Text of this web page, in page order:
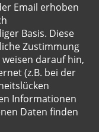
Email erhoben
Basis. Diese
Zustimmung
darauf hin,
(z.B. bei der
Informationen
Daten finden